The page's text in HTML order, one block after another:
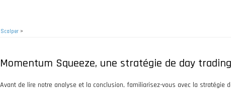
>
Momentum Squeeze, une stratégie de day trading
Avant de lire notre analyse et la conclusion, familiarisez-vous avec la stratégie